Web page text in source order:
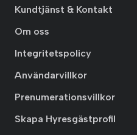
Kundtjänst & Kontakt
Om oss
Integritetspolicy
Användarvillkor
Prenumerationsvillkor
Skapa Hyresgästprofil